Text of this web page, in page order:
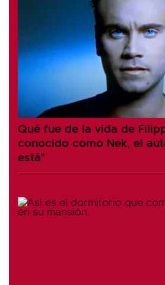
Qué fue de la vida de
conocido como Nek, el
está"